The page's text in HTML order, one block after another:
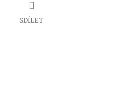
SDÍLET